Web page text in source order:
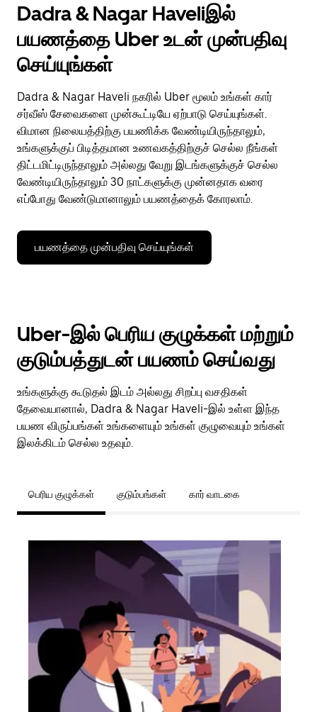
Dadra & Nagar Haveliஇல்
பயணத்தை Uber உடன் முன்பதிவு
செய்யுங்கள்
Dadra & Nagar Haveli நகரில் Uber மூலம் உங்கள் கார்
சர்வீஸ் சேவைகளை முன்கூட்டியே ஏற்பாடு செய்யுங்கள்.
விமான நிலையத்திற்கு பயணிக்க வேண்டியிருந்தாலும்,
உங்களுக்குப் பிடித்தமான உணவகத்திற்குச் செல்ல நீங்கள்
திட்டமிட்டிருந்தாலும் அல்லது வேறு இடங்களுக்குச் செல்ல
வேண்டியிருந்தாலும் 30 நாட்களுக்கு முன்னதாக வரை
எப்போது வேண்டுமானாலும் பயணத்தைக் கோரலாம்.
பயணத்தை முன்பதிவு செய்யுங்கள்
Uber-இல் பெரிய குழுக்கள் மற்றும்
குடும்பத்துடன் பயணம் செய்வது
உங்களுக்கு கூடுதல் இடம் அல்லது சிறப்பு வசதிகள்
தேவையானால், Dadra & Nagar Haveli-இல் உள்ள இந்த
பயண விருப்பங்கள் உங்களையும் உங்கள் குழுவையும் உங்கள்
இலக்கிடம் செல்ல உதவும்.
பெரிய குழுக்கள் குடும்பங்கள் கார் வாடகை